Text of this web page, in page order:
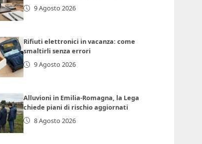
9 Agosto 2026
Rifiuti elettronici in vacanza: come
smaltirli senza errori
9 Agosto 2026
Alluvioni in Emilia-Romagna, la Lega
chiede piani di rischio aggiornati
8 Agosto 2026